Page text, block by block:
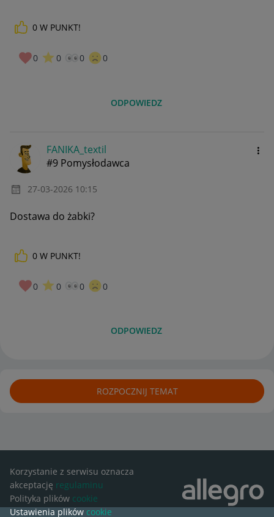
0 W PUNKT!
0 0 0 0
ODPOWIEDZ
FANIKA_textil
#9 Pomysłodawca
‎27-03-2026 10:15
Dostawa do żabki?
0 W PUNKT!
0 0 0 0
ODPOWIEDZ
ROZPOCZNIJ TEMAT
Korzystanie z serwisu oznacza
akceptację regulaminu
Polityka plików cookie
Ustawienia plików cookie